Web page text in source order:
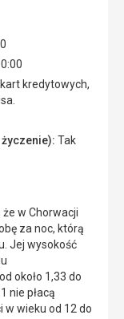
kredytowych,
Tak
w Chorwacji
za noc, którą
Jej wysokość
około 1,33 do
nie płacą
wieku od 12 do